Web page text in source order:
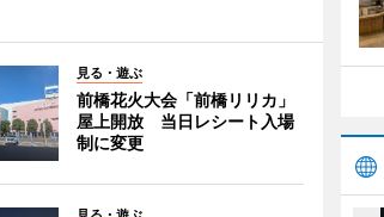
見る・遊ぶ
前橋花火大会「前橋リリカ」
屋上開放 当日レシート入場
制に変更